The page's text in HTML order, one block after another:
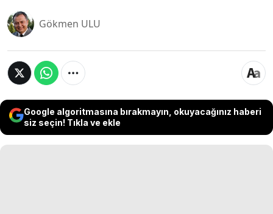
Gökmen ULU
Google algoritmasına bırakmayın, okuyacağınız haberi
siz seçin! Tıkla ve ekle